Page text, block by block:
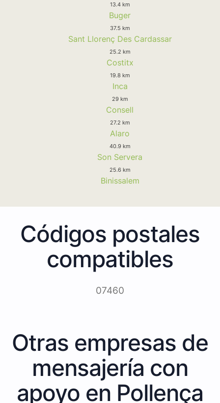
13.4 km
Buger
37.5 km
Sant Llorenç Des Cardassar
25.2 km
Costitx
19.8 km
Inca
29 km
Consell
27.2 km
Alaro
40.9 km
Son Servera
25.6 km
Binissalem
Códigos postales
compatibles
07460
Otras empresas de
mensajería con
apoyo en Pollença